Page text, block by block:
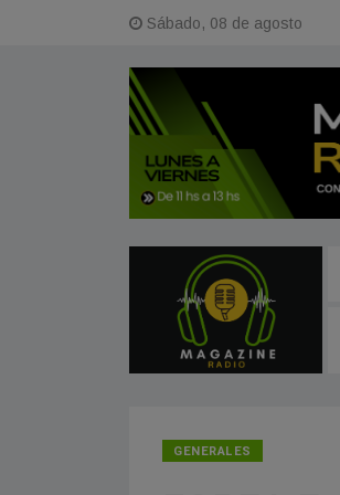
Sábado, 08 de agosto
cada 1° de agosto y cuáles son los rituales
GENERALES